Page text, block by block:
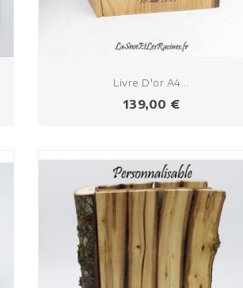
Livre D'or A4...
Prix
139,00 €